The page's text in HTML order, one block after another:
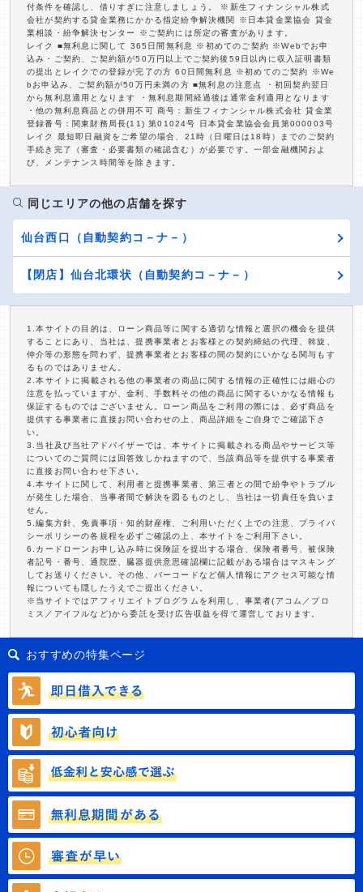
付条件を確認し、借りすぎに注意しましょう。 ※新生フィナンシャル株式
会社が契約する貸金業務にかかる指定紛争解決機関 ※日本貸金業協会 貸金
業相談・紛争解決センター ※ご契約には所定の審査があります。
レイク ■無利息に関して 365日間無利息 ※初めてのご契約 ※Webでお申
込み・ご契約、ご契約額が50万円以上でご契約後59日以内に収入証明書類
の提出とレイクでの登録が完了の方 60日間無利息 ※初めてのご契約 ※We
bお申込み、ご契約額が50万円未満の方 ■無利息の注意点 ・初回契約翌日
から無利息適用となります ・無利息期間経過後は通常金利適用となります
・他の無利息商品との併用不可 商号：新生フィナンシャル株式会社 貸金業
登録番号：関東財務局長(11) 第01024号 日本貸金業協会会員第000003号
レイク 最短即日融資をご希望の場合、21時（日曜日は18時）までのご契約
手続き完了（審査・必要書類の確認含む）が必要です。一部金融機関およ
び、メンテナンス時間等を除きます。
同じエリアの他の店舗を探す
仙台西口（自動契約コ－ナ－）
【閉店】仙台北環状（自動契約コ－ナ－）
1.本サイトの目的は、ローン商品等に関する適切な情報と選択の機会を提供
することにあり、当社は、提携事業者とお客様との契約締結の代理、斡旋、
仲介等の形態を問わず、提携事業者とお客様の間の契約にいかなる関与もす
るものではありません。
2.本サイトに掲載される他の事業者の商品に関する情報の正確性には細心の
注意を払っていますが、金利、手数料その他の商品に関するいかなる情報も
保証するものではございません。ローン商品をご利用の際には、必ず商品を
提供する事業者に直接お問い合わせの上、商品詳細をご自身でご確認下さ
い。
3.当社及び当社アドバイザーでは、本サイトに掲載される商品やサービス等
についてのご質問には回答致しかねますので、当該商品等を提供する事業者
に直接お問い合わせ下さい。
4.本サイトに関して、利用者と提携事業者、第三者との間で紛争やトラブル
が発生した場合、当事者間で解決を図るものとし、当社は一切責任を負いま
せん。
5.編集方針、免責事項・知的財産権、ご利用いただく上での注意、プライバ
シーポリシーの各規程を必ずご確認の上、本サイトをご利用下さい。
6.カードローンお申し込み時に保険証を提出する場合、保険者番号、被保険
者記号・番号、通院歴、臓器提供意思確認欄に記載がある場合はマスキング
してお送りください。その他、バーコードなど個人情報にアクセス可能な情
報についても隠したうえでご提出ください。
※当サイトではアフィリエイトプログラムを利用し、事業者(アコム／プロ
ミス／アイフルなど)から委託を受け広告収益を得て運営しております。
おすすめの特集ページ